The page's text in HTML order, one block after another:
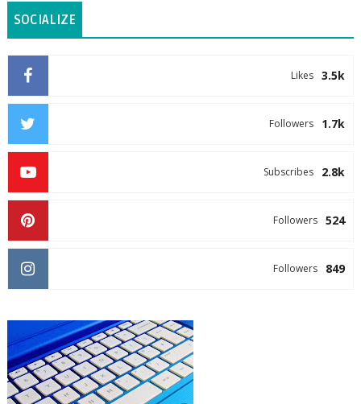
SOCIALIZE
3.5k
Likes
1.7k
Followers
2.8k
Subscribes
524
Followers
849
Followers